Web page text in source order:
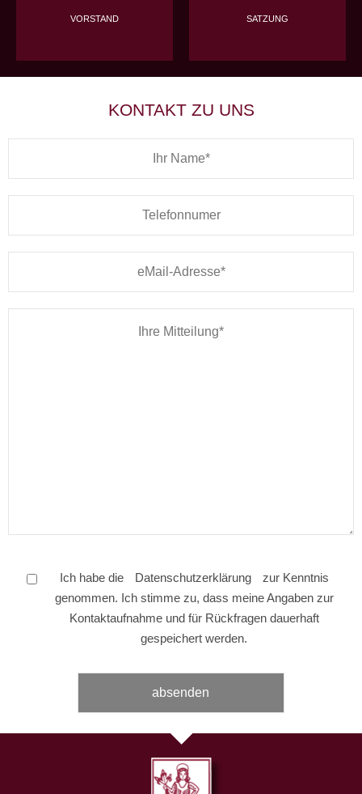
VORSTAND SATZUNG
KONTAKT ZU UNS
Ich habe die Datenschutzerklärung
zur Kenntnis
genommen. Ich stimme zu, dass meine Angaben zur
Kontaktaufnahme und für Rückfragen dauerhaft
gespeichert werden.